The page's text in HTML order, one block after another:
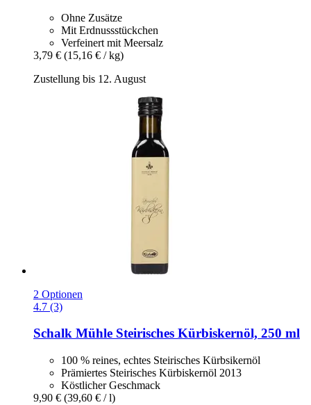
Ohne Zusätze
Mit Erdnussstückchen
Verfeinert mit Meersalz
3,79 € (15,16 € / kg)
Zustellung bis 12. August
2 Optionen
4.7 (3)
Schalk Mühle Steirisches Kürbiskernöl, 250 ml
100 % reines, echtes Steirisches Kürbsikernöl
Prämiertes Steirisches Kürbiskernöl 2013
Köstlicher Geschmack
9,90 € (39,60 € / l)